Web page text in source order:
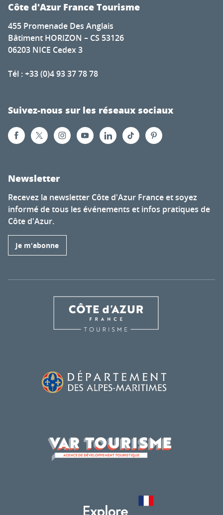
Côte d'Azur France Tourisme
455 Promenade Des Anglais
Bâtiment HORIZON – CS 53126
06203 NICE Cedex 3
Tél : +33 (0)4 93 37 78 78
Suivez-nous sur les réseaux sociaux
Newsletter
Recevez la newsletter Côte d'Azur France et soyez
informé de tous les événements et infos pratiques de
Côte d'Azur.
Je m'abonne